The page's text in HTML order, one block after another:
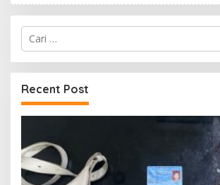
Cari
untuk:
Recent Post